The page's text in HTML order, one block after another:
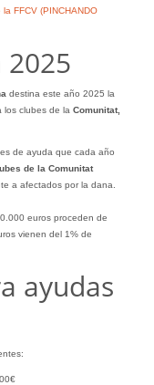
FFCV (PINCHANDO
destina este año 2025 la
los clubes de la Comunitat,
de ayuda que cada año
de la Comunitat
a afectados por la dana.
euros proceden de
vienen del 1% de
ayudas